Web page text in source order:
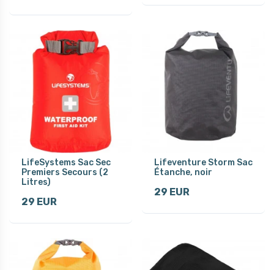
LifeSystems Sac Sec
Premiers Secours (2
Litres)
29 EUR
Lifeventure Storm Sac
Étanche, noir
29 EUR